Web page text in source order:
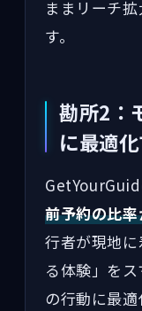
ままリーチ
す。
勘所2：
に最適
前予約の比
行者が現地
る体験」を
の行動に最適